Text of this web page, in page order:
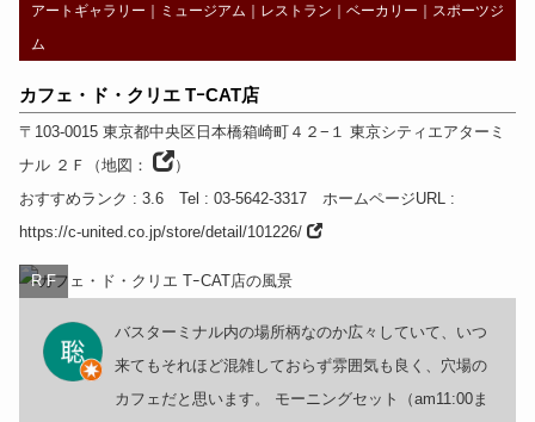
アートギャラリー ミュージアム レストラン ベーカリー
スポーツジ
ム
カフェ・ド・クリエ TｰCAT店
〒103-0015 東京都中央区日本橋箱崎町４２−１ 東京シティエアターミ
ナル ２Ｆ
（地図：
）
おすすめランク : 3.6 Tel : 03-5642-3317 ホームページURL:
https://c-united.co.jp/store/detail/101226/
R F
バスターミナル内の場所柄なのか広々していて、いつ
来てもそれほど混雑しておらず雰囲気も良く、穴場の
カフェだと思います。 モーニングセット（am11:00ま